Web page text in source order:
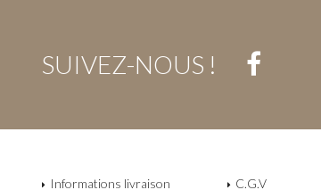
SUIVEZ-NOUS !
Informations livraison C.G.V